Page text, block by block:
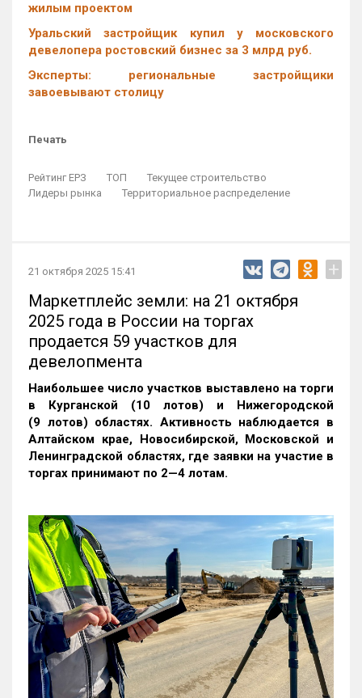
жилым проектом
Уральский застройщик купил у московского
девелопера ростовский бизнес за 3 млрд руб.
Эксперты: региональные застройщики
завоевывают столицу
Печать
Рейтинг ЕРЗ ТОП
Текущее строительство
Лидеры рынка
Территориальное распределение
21 октября 2025 15:41 +
Маркетплейс земли: на 21 октября
2025 года в России на торгах
продается 59 участков для
девелопмента
Наибольшее число участков выставлено на торги
в Курганской (10 лотов) и Нижегородской
(9 лотов) областях. Активность наблюдается в
Алтайском крае, Новосибирской, Московской и
Ленинградской областях, где заявки на участие в
торгах принимают по 2—4 лотам.